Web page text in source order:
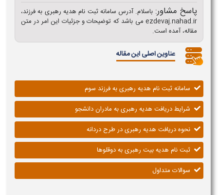
پاسخ مشاور: باسلام. آدرس سامانه ثبت نام هدیه رهبری به فرزند،
ezdevaj.nahad.ir می باشد که توضیحات و جزئیات این امر در متن
مقاله، آمده است.
عناوین اصلی این مقاله
سامانه ثبت نام هدیه رهبری به فرزند سوم
شرایط دریافت هدیه رهبری به مادران دانشجو
نحوه دریافت هدیه رهبری در طرح دردانه
ثبت نام هدیه بیت رهبری به دوقلوها
سوالات متداول